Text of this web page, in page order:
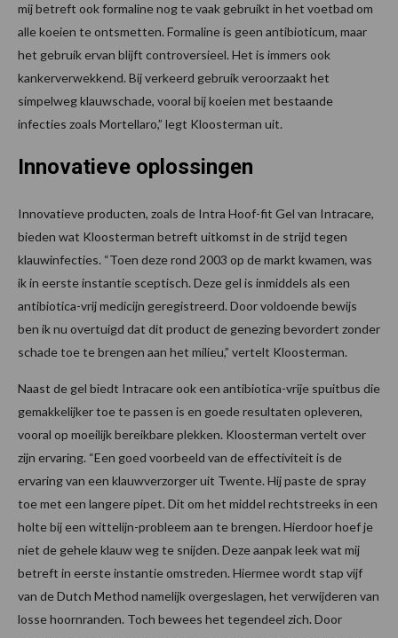
mij betreft ook formaline nog te vaak gebruikt in het voetbad om
alle koeien te ontsmetten. Formaline is geen antibioticum, maar
het gebruik ervan blijft controversieel. Het is immers ook
kankerverwekkend. Bij verkeerd gebruik veroorzaakt het
simpelweg klauwschade, vooral bij koeien met bestaande
infecties zoals Mortellaro,” legt Kloosterman uit.
Innovatieve oplossingen
Innovatieve producten, zoals de Intra Hoof-fit Gel van Intracare,
bieden wat Kloosterman betreft uitkomst in de strijd tegen
klauwinfecties. “Toen deze rond 2003 op de markt kwamen, was
ik in eerste instantie sceptisch. Deze gel is inmiddels als een
antibiotica-vrij medicijn geregistreerd. Door voldoende bewijs
ben ik nu overtuigd dat dit product de genezing bevordert zonder
schade toe te brengen aan het milieu,” vertelt Kloosterman.
Naast de gel biedt Intracare ook een antibiotica-vrije spuitbus die
gemakkelijker toe te passen is en goede resultaten opleveren,
vooral op moeilijk bereikbare plekken. Kloosterman vertelt over
zijn ervaring. “Een goed voorbeeld van de effectiviteit is de
ervaring van een klauwverzorger uit Twente. Hij paste de spray
toe met een langere pipet. Dit om het middel rechtstreeks in een
holte bij een wittelijn-probleem aan te brengen. Hierdoor hoef je
niet de gehele klauw weg te snijden. Deze aanpak leek wat mij
betreft in eerste instantie omstreden. Hiermee wordt stap vijf
van de Dutch Method namelijk overgeslagen, het verwijderen van
losse hoornranden. Toch bewees het tegendeel zich. Door